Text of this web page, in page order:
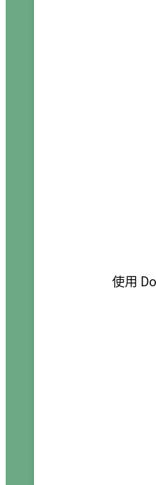
使用